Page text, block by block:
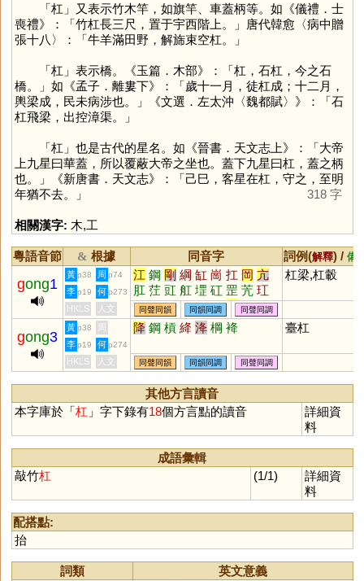
「杠」又表示竹木竿，如旗竿、車蓋柄等。如《儀禮．士
喪禮》：「竹杠長三尺，置于宇西階上。」唐代韓愈〈病中贈
張十八〉：「牛羊滿田野，解旆束空杠。」
「杠」表示橋。《玉篇．木部》：「杠，石杠，今之石
橋。」如《孟子．離婁下》：「歲十一月，徒杠成；十二月，
輿梁成，民未病涉也。」《文選．左太沖〈魏都賦〉》：「石
杠飛梁，出控漳渠。」
「杠」也是古代的星名。如《晉書．天文志上》：「大帝
上九星曰華蓋，所以覆蔽大帝之坐也。蓋下九星曰杠，蓋之柄
也。」《新唐書．天文志》：「己巳，客星在杠，守之，至明
年猶不去。」
318 字
相關漢字: 木,工
粵語音節 & 根據 同音字 詞例(解釋) / 備
gong1
黃 p38 周 p74 江 鋼 剛 綱 缸 崗 扛 岡 亢
肛 茳 豇 舡 堽 矼 罡 苀 玒
魧 迒 肮 棡 碙 摃 犅 釭 瓨
疘 堈
杠梁,杠轂
李 p19 何 p273
HKLS 人文 同聲同韻 同韻同調 同聲同調
gong3
黃 p38 周 降 鋼 槓 絳 洚 棡 袶 臺杠
李 p19 何 p274
HKLS 人文 同聲同韻 同韻同調 同聲同調
其他方言讀音
本字庫於「杠 」字下錄有18個方言點的讀音
詳細資
料
成語彙輯
敲竹杠 (1/1)
詳細資
料
配搭點:
抬
詞類
英文意義